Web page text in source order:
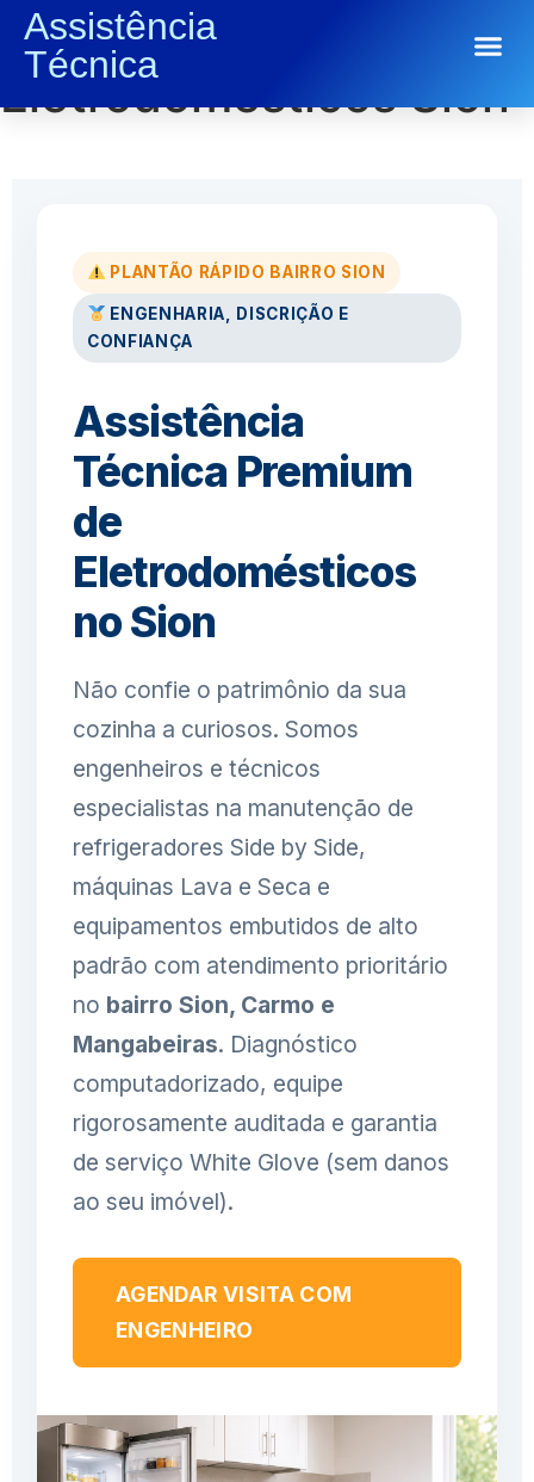
Assistência
Técnica
Conserto de
Eletrodomésticos Sion
PLANTÃO RÁPIDO BAIRRO SION
ENGENHARIA, DISCRIÇÃO E
CONFIANÇA
Assistência
Técnica Premium
de
Eletrodomésticos
no Sion
Não confie o patrimônio da sua
cozinha a curiosos. Somos
engenheiros e técnicos
especialistas na manutenção de
refrigeradores Side by Side,
máquinas Lava e Seca e
equipamentos embutidos de alto
padrão com atendimento prioritário
no bairro Sion, Carmo e
Mangabeiras. Diagnóstico
computadorizado, equipe
rigorosamente auditada e garantia
de serviço White Glove (sem danos
ao seu imóvel).
AGENDAR VISITA COM
ENGENHEIRO